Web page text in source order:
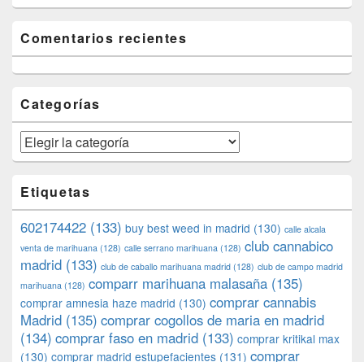
Comentarios recientes
Categorías
Categorías
Etiquetas
602174422 (133) buy best weed in madrid (130) calle alcala
venta de marihuana (128) calle serrano marihuana (128) club cannabico
madrid (133) club de caballo marihuana madrid (128) club de campo madrid
marihuana (128) comparr marihuana malasaña (135)
comprar amnesia haze madrid (130) comprar cannabis
Madrid (135) comprar cogollos de maria en madrid
(134) comprar faso en madrid (133) comprar kritikal max
(130) comprar madrid estupefacientes (131) comprar